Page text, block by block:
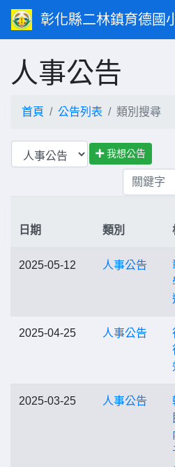
彰化縣二林鎮育德國
人事公告
首頁 公告列表 類別搜尋
我想公告
日期 類別
2025-05-12 人事公告
2025-04-25 人事公告
2025-03-25 人事公告